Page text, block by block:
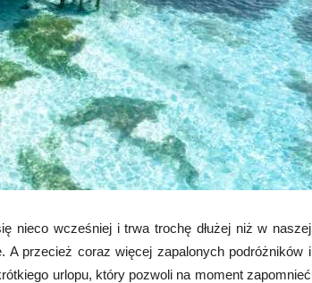
nieco wcześniej i trwa trochę dłużej niż w naszej
A przecież coraz więcej zapalonych podróżników i
urlopu, który pozwoli na moment zapomnieć